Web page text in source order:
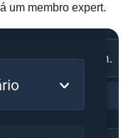
um membro expert.